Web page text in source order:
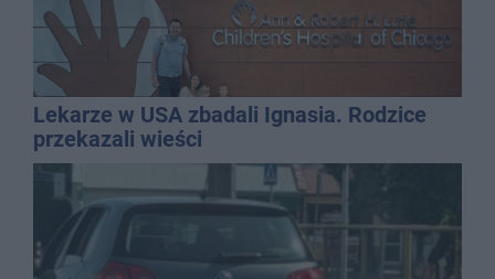
Lekarze w USA zbadali Ignasia. Rodzice
przekazali wieści